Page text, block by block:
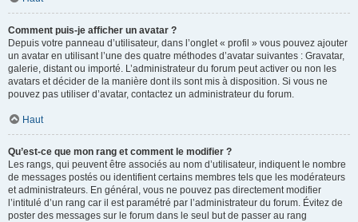
Comment puis-je afficher un avatar ?
Depuis votre panneau d’utilisateur, dans l’onglet « profil » vous pouvez ajouter
un avatar en utilisant l’une des quatre méthodes d’avatar suivantes : Gravatar,
galerie, distant ou importé. L’administrateur du forum peut activer ou non les
avatars et décider de la manière dont ils sont mis à disposition. Si vous ne
pouvez pas utiliser d’avatar, contactez un administrateur du forum.
Haut
Qu’est-ce que mon rang et comment le modifier ?
Les rangs, qui peuvent être associés au nom d’utilisateur, indiquent le nombre
de messages postés ou identifient certains membres tels que les modérateurs
et administrateurs. En général, vous ne pouvez pas directement modifier
l’intitulé d’un rang car il est paramétré par l’administrateur du forum. Évitez de
poster des messages sur le forum dans le seul but de passer au rang